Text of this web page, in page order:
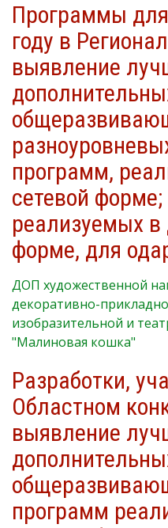
Программы
году в
выявление
программ,
сетевой
реализуемых в
форме, для
ДОП художественной
декоративно-
изобразительной и
"Малиновая кошка"
Разработки,
Областном
выявление
программ